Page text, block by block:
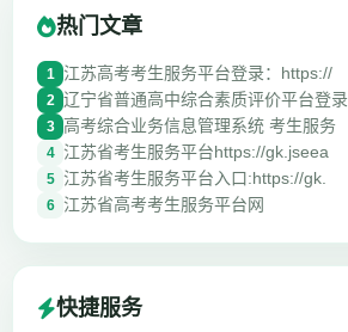
热门文章
1 江苏高考考生服务平台登录：https://
2 辽宁省普通高中综合素质评价平台登录
3 高考综合业务信息管理系统 考生服务
4 江苏省考生服务平台https://gk.jseea
5 江苏省考生服务平台入口:https://gk.
6 江苏省高考考生服务平台网
快捷服务